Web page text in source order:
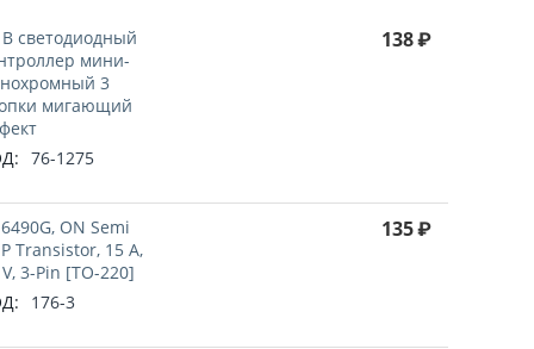
светодиодный
мини-
3
мигающий
76-1275
138₽
ON Semi
Transistor, 15 A,
3-Pin [TO-220]
176-3
135₽